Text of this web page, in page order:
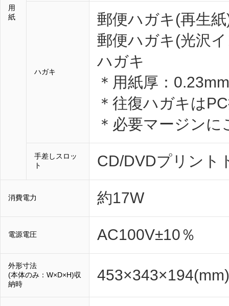
用
紙
ハガキ
郵便ハガキ(再生
郵便ハガキ(光沢
ハガキ
＊用紙厚：
＊往復ハガキは
＊必要マージン
手差しスロッ
ト
CD/DVDプリント
消費電力 約17W
電源電圧 AC100V±10％
外形寸法
(本体のみ：W×D×H)収
納時
453×343×194(mm)